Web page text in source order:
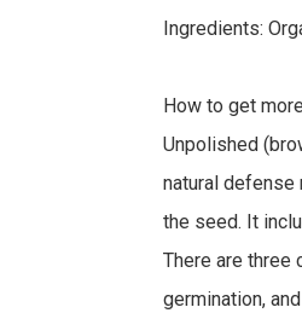
Ingredients:
How to get
Unpolished
natural defense
the seed. It
There are three
germination,